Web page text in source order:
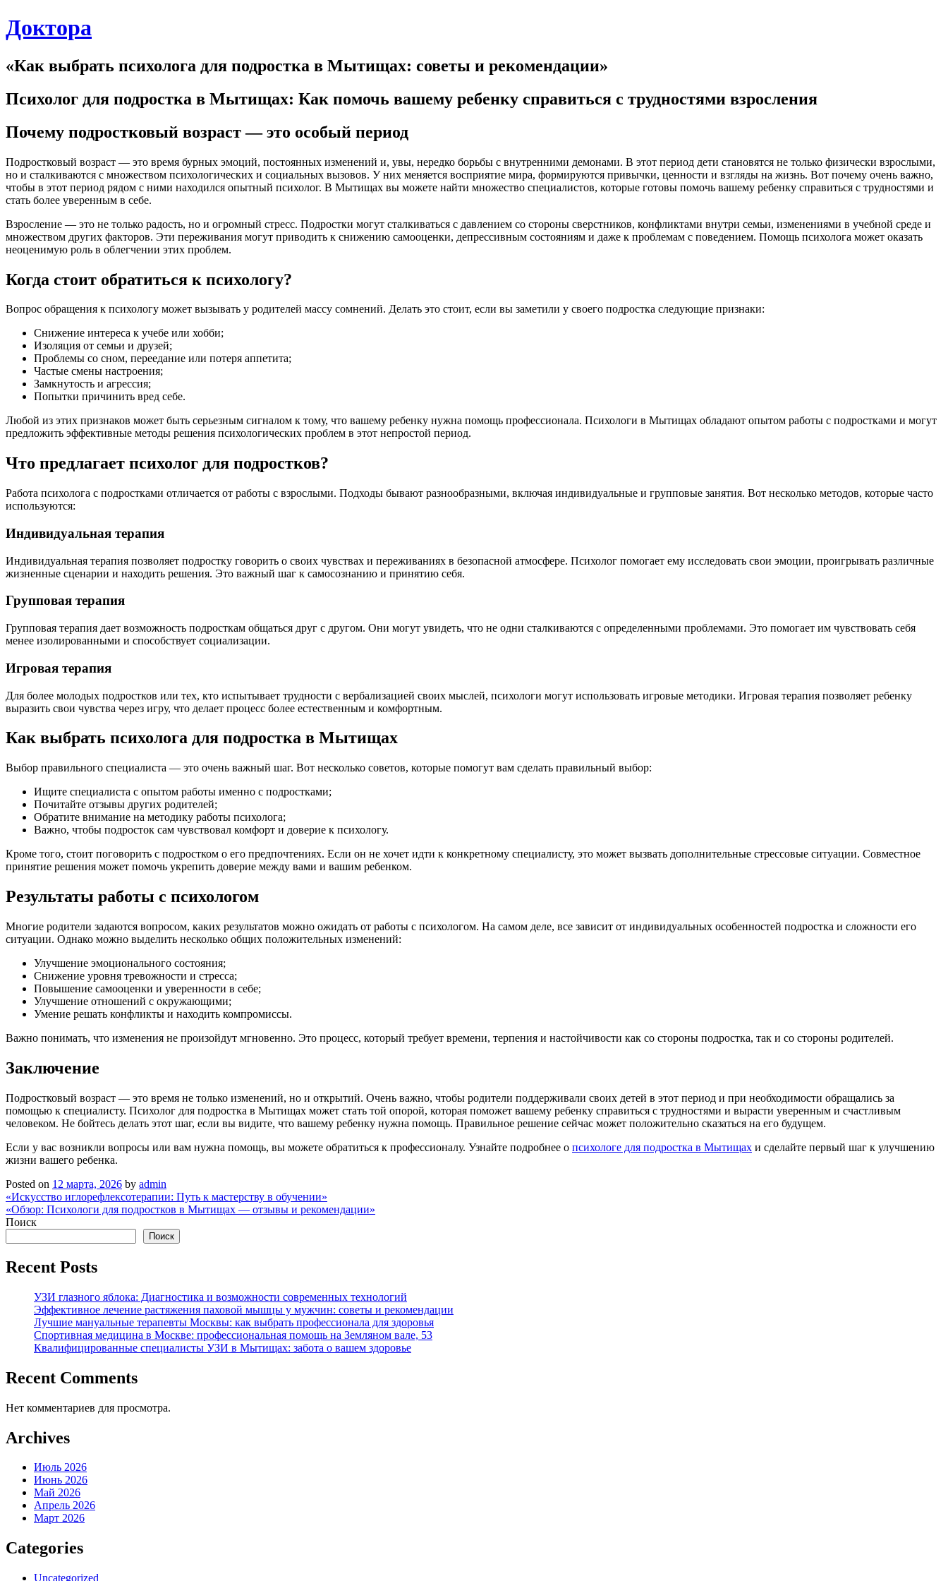
Skip
to
Доктора
«Как выбрать психолога для подростка в Мытищах: советы и рекомендации»
Психолог для подростка в Мытищах: Как помочь вашему ребенку справиться с трудностями взросления
Почему подростковый возраст — это особый период
Подростковый возраст — это время бурных эмоций, постоянных изменений и, увы, нередко борьбы с внутренними демонами. В этот период дети становятся не только физически взрослыми,
но и сталкиваются с множеством психологических и социальных вызовов. У них меняется восприятие мира, формируются привычки, ценности и взгляды на жизнь. Вот почему очень важно,
чтобы в этот период рядом с ними находился опытный психолог. В Мытищах вы можете найти множество специалистов, которые готовы помочь вашему ребенку справиться с трудностями и
стать более уверенным в себе.
Взросление — это не только радость, но и огромный стресс. Подростки могут сталкиваться с давлением со стороны сверстников, конфликтами внутри семьи, изменениями в учебной среде и
множеством других факторов. Эти переживания могут приводить к снижению самооценки, депрессивным состояниям и даже к проблемам с поведением. Помощь психолога может оказать
неоценимую роль в облегчении этих проблем.
Когда стоит обратиться к психологу?
Вопрос обращения к психологу может вызывать у родителей массу сомнений. Делать это стоит, если вы заметили у своего подростка следующие признаки:
Снижение интереса к учебе или хобби;
Изоляция от семьи и друзей;
Проблемы со сном, переедание или потеря аппетита;
Частые смены настроения;
Замкнутость и агрессия;
Попытки причинить вред себе.
Любой из этих признаков может быть серьезным сигналом к тому, что вашему ребенку нужна помощь профессионала. Психологи в Мытищах обладают опытом работы с подростками и могут
предложить эффективные методы решения психологических проблем в этот непростой период.
Что предлагает психолог для подростков?
Работа психолога с подростками отличается от работы с взрослыми. Подходы бывают разнообразными, включая индивидуальные и групповые занятия. Вот несколько методов, которые часто
используются:
Индивидуальная терапия
Индивидуальная терапия позволяет подростку говорить о своих чувствах и переживаниях в безопасной атмосфере. Психолог помогает ему исследовать свои эмоции, проигрывать различные
жизненные сценарии и находить решения. Это важный шаг к самосознанию и принятию себя.
Групповая терапия
Групповая терапия дает возможность подросткам общаться друг с другом. Они могут увидеть, что не одни сталкиваются с определенными проблемами. Это помогает им чувствовать себя
менее изолированными и способствует социализации.
Игровая терапия
Для более молодых подростков или тех, кто испытывает трудности с вербализацией своих мыслей, психологи могут использовать игровые методики. Игровая терапия позволяет ребенку
выразить свои чувства через игру, что делает процесс более естественным и комфортным.
Как выбрать психолога для подростка в Мытищах
Выбор правильного специалиста — это очень важный шаг. Вот несколько советов, которые помогут вам сделать правильный выбор:
Ищите специалиста с опытом работы именно с подростками;
Почитайте отзывы других родителей;
Обратите внимание на методику работы психолога;
Важно, чтобы подросток сам чувствовал комфорт и доверие к психологу.
Кроме того, стоит поговорить с подростком о его предпочтениях. Если он не хочет идти к конкретному специалисту, это может вызвать дополнительные стрессовые ситуации. Совместное
принятие решения может помочь укрепить доверие между вами и вашим ребенком.
Результаты работы с психологом
Многие родители задаются вопросом, каких результатов можно ожидать от работы с психологом. На самом деле, все зависит от индивидуальных особенностей подростка и сложности его
ситуации. Однако можно выделить несколько общих положительных изменений:
Улучшение эмоционального состояния;
Снижение уровня тревожности и стресса;
Повышение самооценки и уверенности в себе;
Улучшение отношений с окружающими;
Умение решать конфликты и находить компромиссы.
Важно понимать, что изменения не произойдут мгновенно. Это процесс, который требует времени, терпения и настойчивости как со стороны подростка, так и со стороны родителей.
Заключение
Подростковый возраст — это время не только изменений, но и открытий. Очень важно, чтобы родители поддерживали своих детей в этот период и при необходимости обращались за
помощью к специалисту. Психолог для подростка в Мытищах может стать той опорой, которая поможет вашему ребенку справиться с трудностями и вырасти уверенным и счастливым
человеком. Не бойтесь делать этот шаг, если вы видите, что вашему ребенку нужна помощь. Правильное решение сейчас может положительно сказаться на его будущем.
Если у вас возникли вопросы или вам нужна помощь, вы можете обратиться к профессионалу. Узнайте подробнее о психологе для подростка в Мытищах и сделайте первый шаг к улучшению
жизни вашего ребенка.
Posted on 12 марта, 2026 by admin
Навигация
по
«Искусство иглорефлексотерапии: Путь к мастерству в обучении»
«Обзор: Психологи для подростков в Мытищах — отзывы и рекомендации»
Поиск
Поиск
Recent Posts
УЗИ глазного яблока: Диагностика и возможности современных технологий
Эффективное лечение растяжения паховой мышцы у мужчин: советы и рекомендации
Лучшие мануальные терапевты Москвы: как выбрать профессионала для здоровья
Спортивная медицина в Москве: профессиональная помощь на Земляном вале, 53
Квалифицированные специалисты УЗИ в Мытищах: забота о вашем здоровье
Recent Comments
Нет комментариев для просмотра.
Archives
Июль 2026
Июнь 2026
Май 2026
Апрель 2026
Март 2026
Categories
Uncategorized